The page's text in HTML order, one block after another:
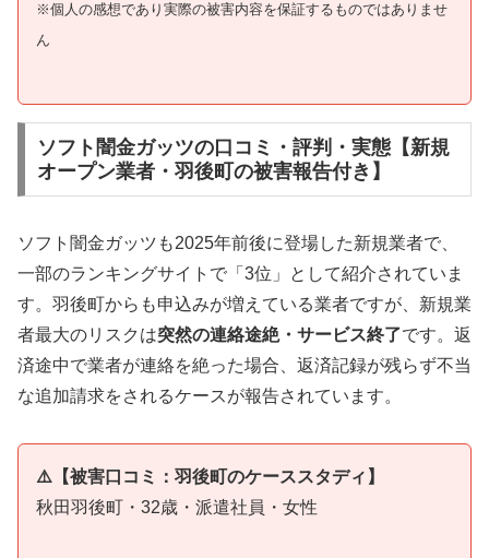
※個人の感想であり実際の被害内容を保証するものではありませ
ん
ソフト闇金ガッツの口コミ・評判・実態【新規
オープン業者・羽後町の被害報告付き】
ソフト闇金ガッツも2025年前後に登場した新規業者で、
一部のランキングサイトで「3位」として紹介されていま
す。羽後町からも申込みが増えている業者ですが、新規業
者最大のリスクは突然の連絡途絶・サービス終了です。返
済途中で業者が連絡を絶った場合、返済記録が残らず不当
な追加請求をされるケースが報告されています。
⚠️【被害口コミ：羽後町のケーススタディ】
秋田羽後町・32歳・派遣社員・女性